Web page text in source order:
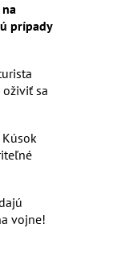
prípady
sa
vojne!